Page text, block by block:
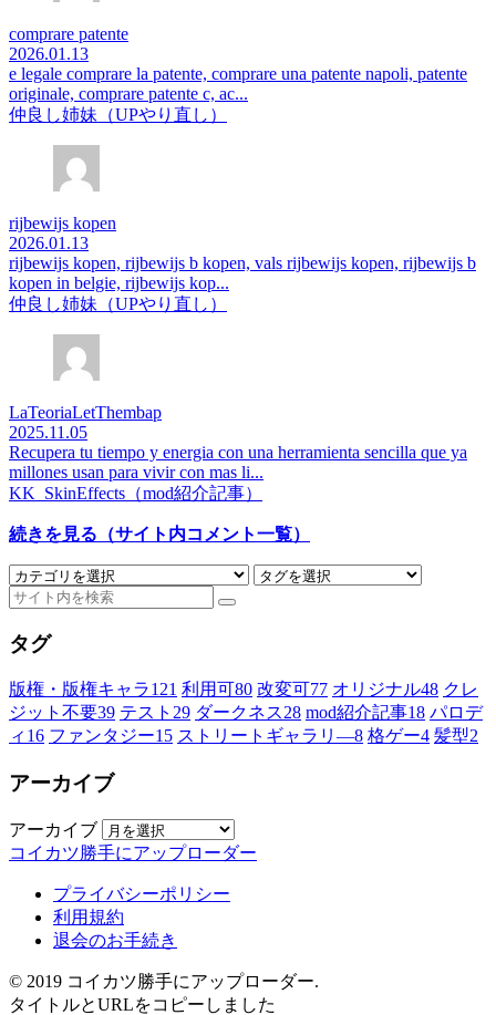
comprare patente
2026.01.13
e legale comprare la patente, comprare una patente napoli, patente
originale, comprare patente c, ac...
仲良し姉妹（UPやり直し）
rijbewijs kopen
2026.01.13
rijbewijs kopen, rijbewijs b kopen, vals rijbewijs kopen, rijbewijs b
kopen in belgie, rijbewijs kop...
仲良し姉妹（UPやり直し）
LaTeoriaLetThembap
2025.11.05
Recupera tu tiempo y energia con una herramienta sencilla que ya
millones usan para vivir con mas li...
KK_SkinEffects（mod紹介記事）
続きを見る（サイト内コメント一覧）
タグ
版権・版権キャラ121 利用可80 改変可77 オリジナル48 クレ
ジット不要39 テスト 29 ダークネス28 mod紹介記事18 パロデ
ィ 16 ファンタジー15 ストリートギャラリ―8 格ゲー4 髪型2
アーカイブ
アーカイブ
コイカツ勝手にアップローダー
プライバシーポリシー
利用規約
退会のお手続き
© 2019 コイカツ勝手にアップローダー.
タイトルとURLをコピーしました